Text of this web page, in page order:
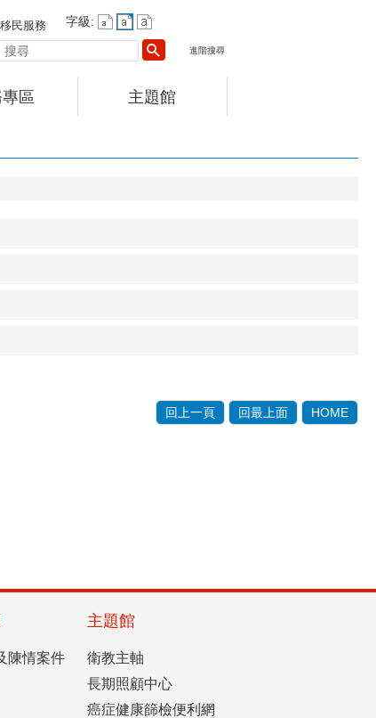
民服務
字級:
尋
進階搜尋
區 主題館
回上一頁 回最上面 HOME
陳情案件
主題館
衛教主軸
長期照顧中心
癌症健康篩檢便利網